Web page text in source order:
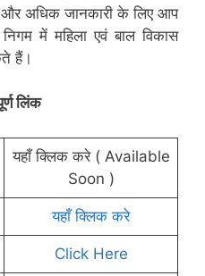
और अधिक जानकारी के लिए आप
में महिला एवं बाल विकास
हैं।
लिंक
यहाँ क्लिक करे ( Available
Soon )
यहाँ क्लिक करे
Click Here